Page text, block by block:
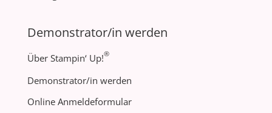
Demonstrator/in werden
Über Stampin‘ Up!®
Demonstrator/in werden
Online Anmeldeformular